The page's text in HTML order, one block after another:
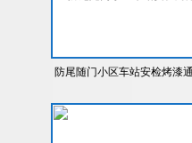
防尾随门小区车站安检烤漆